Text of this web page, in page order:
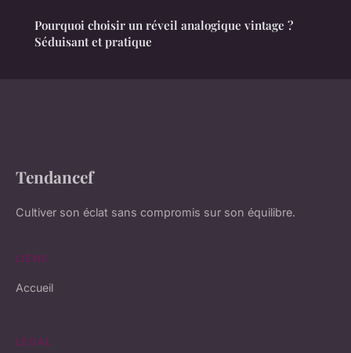
Pourquoi choisir un réveil analogique vintage ?
Séduisant et pratique
Tendancef
Cultiver son éclat sans compromis sur son équilibre.
LIENS
Accueil
LÉGAL